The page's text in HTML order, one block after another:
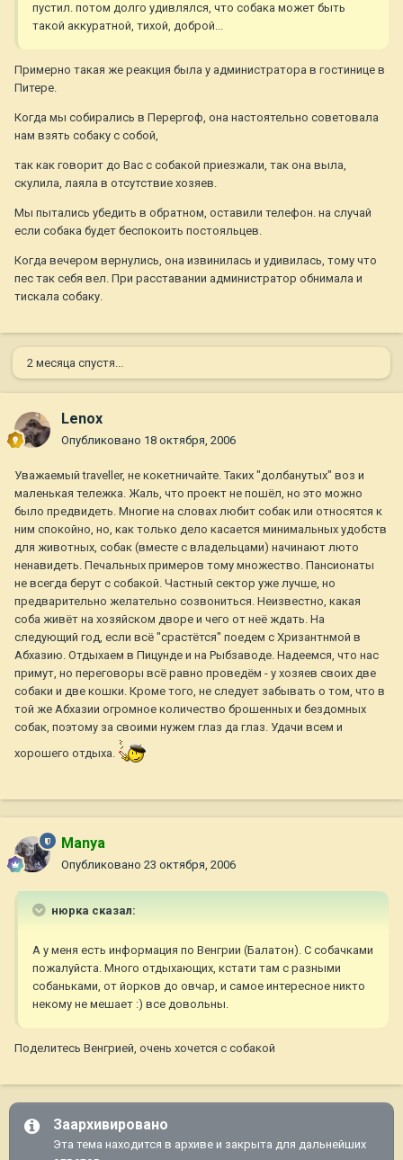
пустил. потом долго удивлялся, что собака может быть
такой аккуратной, тихой, доброй...
Примерно такая же реакция была у администратора в гостинице в
Питере.
Когда мы собирались в Перергоф, она настоятельно советовала
нам взять собаку с собой,
так как говорит до Вас с собакой приезжали, так она выла,
скулила, лаяла в отсутствие хозяев.
Мы пытались убедить в обратном, оставили телефон. на случай
если собака будет беспокоить постояльцев.
Когда вечером вернулись, она извинилась и удивилась, тому что
пес так себя вел. При расставании администратор обнимала и
тискала собаку.
2 месяца спустя...
Lenox
Опубликовано 18 октября, 2006
Уважаемый traveller, не кокетничайте. Таких "долбанутых" воз и
маленькая тележка. Жаль, что проект не пошёл, но это можно
было предвидеть. Многие на словах любит собак или относятся к
ним спокойно, но, как только дело касается минимальных удобств
для животных, собак (вместе с владельцами) начинают люто
ненавидеть. Печальных примеров тому множество. Пансионаты
не всегда берут с собакой. Частный сектор уже лучше, но
предварительно желательно созвониться. Неизвестно, какая
соба живёт на хозяйском дворе и чего от неё ждать. На
следующий год, если всё "срастётся" поедем с Хризантнмой в
Абхазию. Отдыхаем в Пицунде и на Рыбзаводе. Надеемся, что нас
примут, но переговоры всё равно проведём - у хозяев своих две
собаки и две кошки. Кроме того, не следует забывать о том, что в
той же Абхазии огромное количество брошенных и бездомных
собак, поэтому за своими нужем глаз да глаз. Удачи всем и
хорошего отдыха.
Manya
Опубликовано 23 октября, 2006
нюрка сказал:
А у меня есть информация по Венгрии (Балатон). С собачками
пожалуйста. Много отдыхающих, кстати там с разными
собаньками, от йорков до овчар, и самое интересное никто
некому не мешает :) все довольны.
Поделитесь Венгрией, очень хочется с собакой
Заархивировано
Эта тема находится в архиве и закрыта для дальнейших